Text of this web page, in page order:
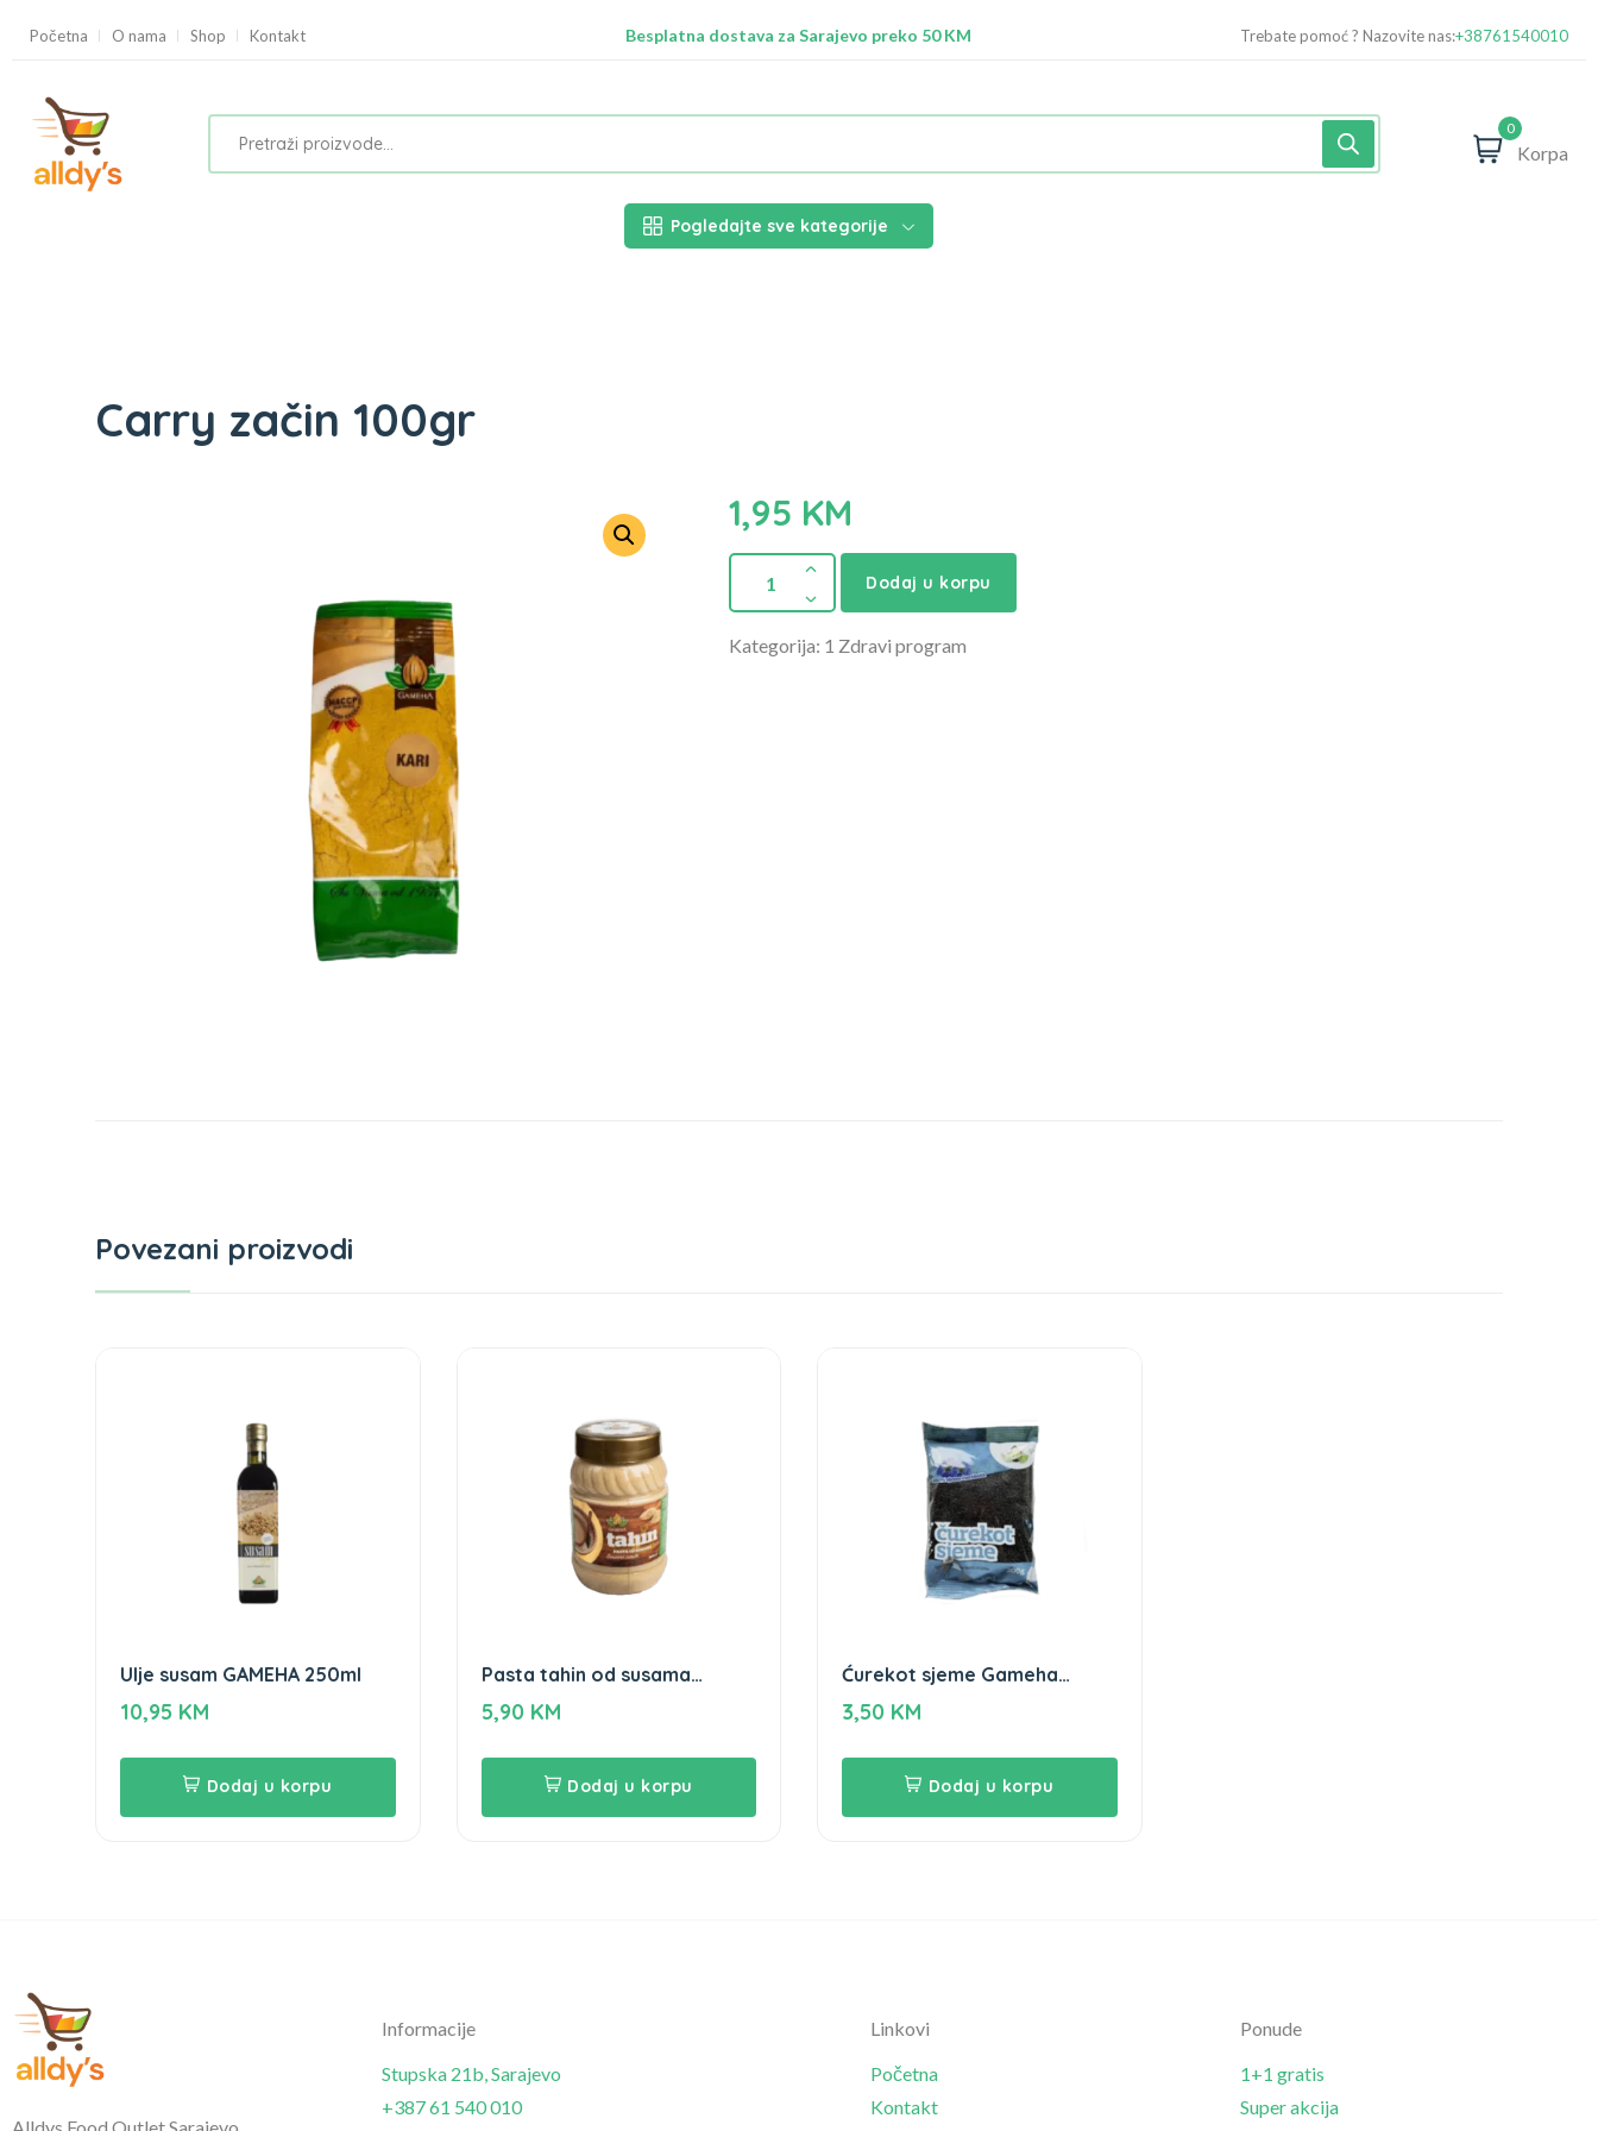
Početna O nama Shop Kontakt
Besplatna dostava za Sarajevo preko 50 KM
Trebate pomoć ? Nazovite nas:+38761540010
0
Korpa
Pogledajte sve kategorije
Carry začin 100gr
1,95 KM
Dodaj u korpu
Kategorija: 1 Zdravi program
Povezani proizvodi
Ulje susam GAMEHA 250ml
10,95 KM
Dodaj u korpu
Pasta tahin od susama
Gameha 300g
5,90 KM
Dodaj u korpu
Ćurekot sjeme Gameha
200gr
3,50 KM
Dodaj u korpu
Informacije
Stupska 21b, Sarajevo
+387 61 540 010
Linkovi
Početna
Kontakt
Ponude
1+1 gratis
Super akcija